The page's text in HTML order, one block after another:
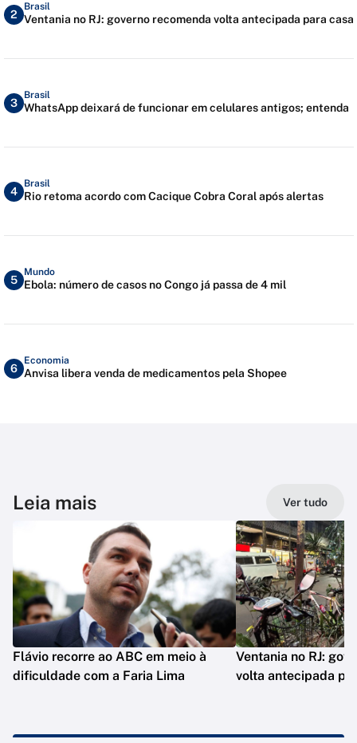
2
Brasil
Ventania no RJ: governo recomenda volta antecipada para casa
3
Brasil
WhatsApp deixará de funcionar em celulares antigos; entenda
4
Brasil
Rio retoma acordo com Cacique Cobra Coral após alertas
5
Mundo
Ebola: número de casos no Congo já passa de 4 mil
6
Economia
Anvisa libera venda de medicamentos pela Shopee
Leia mais Ver tudo
Flávio recorre ao ABC em meio à
dificuldade com a Faria Lima
Ventania no RJ:
volta antecipada